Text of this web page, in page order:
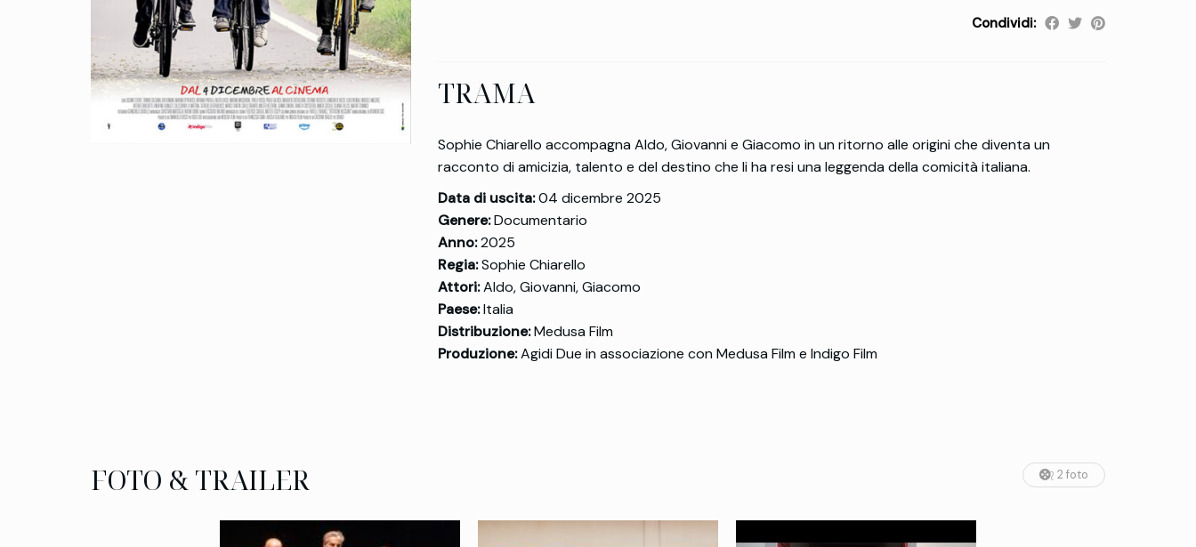
Condividi:
TRAMA
Sophie Chiarello accompagna Aldo, Giovanni e Giacomo in un ritorno alle origini che diventa un
racconto di amicizia, talento e del destino che li ha resi una leggenda della comicità italiana.
Data di uscita:04 dicembre 2025
Genere:Documentario
Anno:2025
Regia:Sophie Chiarello
Attori:Aldo, Giovanni, Giacomo
Paese:Italia
Distribuzione:Medusa Film
Produzione:Agidi Due in associazione con Medusa Film e Indigo Film
FOTO & TRAILER 2 foto